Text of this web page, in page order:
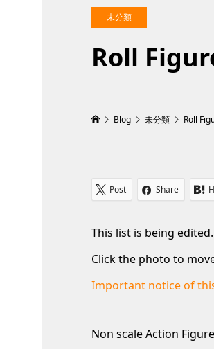
未分類
Roll
Blog 未分類 Roll
Post Share
This list is being edited.
Click the photo to
Important notice of
Non scale Action Figure